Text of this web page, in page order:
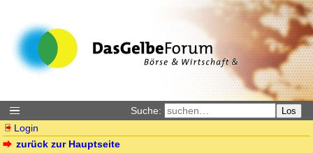
Suche: Los
Login
zurück zur Hauptseite